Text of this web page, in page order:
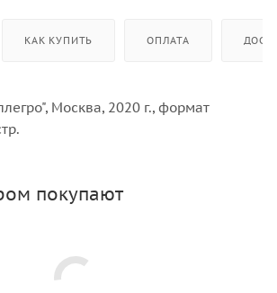
КАК КУПИТЬ ОПЛАТА
Москва, 2020 г., формат
покупают